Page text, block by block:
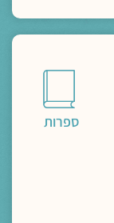
ספרות